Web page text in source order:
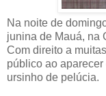
Na noite de
junina de Mauá, na
Com direito a
público ao
ursinho de pelúcia.